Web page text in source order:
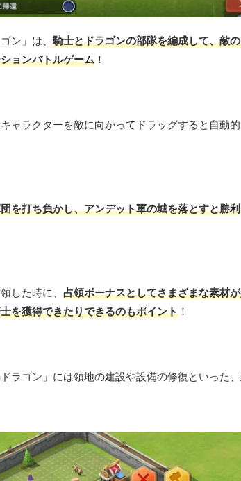
ゴン」は、騎士とドラゴンの部隊を編成して、敵
ョンバトルゲーム ！
ャラクターを敵に向かってドラッグすると自動
を打ち負かし、アンデット軍の城を落とすと勝利
した時に、 占領ボーナスとしてさまざまな素材
を獲得できたりできるのもポイント ！
ラゴン」には領地の建設や設備の修復といった